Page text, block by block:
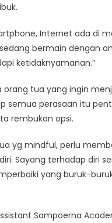
Internet ada di
bermain dengan
ketidaknyamanan.”
tua yang ingin
semua perasaan itu
rembukan opsi.
yg mindful, perlu
Sayang terhadap diri
yang buruk-
Sampoerna